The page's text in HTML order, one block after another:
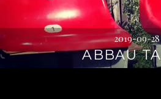
2019-09-28
ABBAU